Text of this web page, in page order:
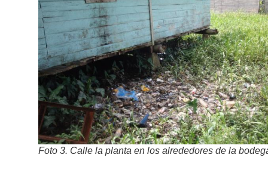
Foto 3. Calle la planta en los alrededores de la